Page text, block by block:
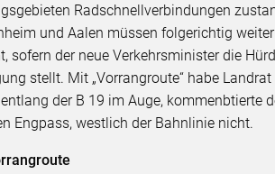
Radschnellverbindungen
und Aalen müssen folgerichtig
sofern der neue Verkehrsminister die
stellt. Mit „Vorrangroute“ habe
der B 19 im Auge, kommenbtierte
Engpass, westlich der Bahnlinie nicht.